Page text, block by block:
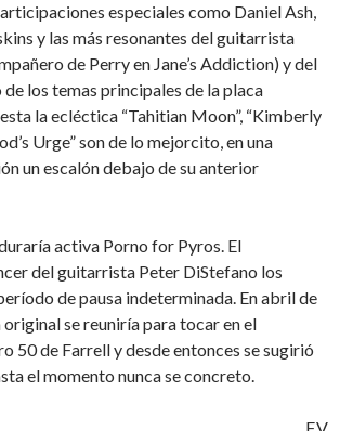
especiales como Daniel Ash,
y las más resonantes del guitarrista
de Perry en Jane’s Addiction) y del
de los temas principales de la placa
la ecléctica “Tahitian Moon”, “Kimberly
Urge” son de lo mejorcito, en una
un escalón debajo de su anterior
activa Porno for Pyros. El
del guitarrista Peter DiStefano los
de pausa indeterminada. En abril de
se reuniría para tocar en el
50 de Farrell y desde entonces se sugirió
el momento nunca se concreto.